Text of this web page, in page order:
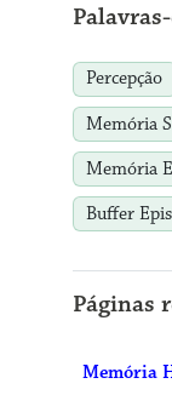
Percepção
Memória
Memória
Buffer
Páginas
Memória